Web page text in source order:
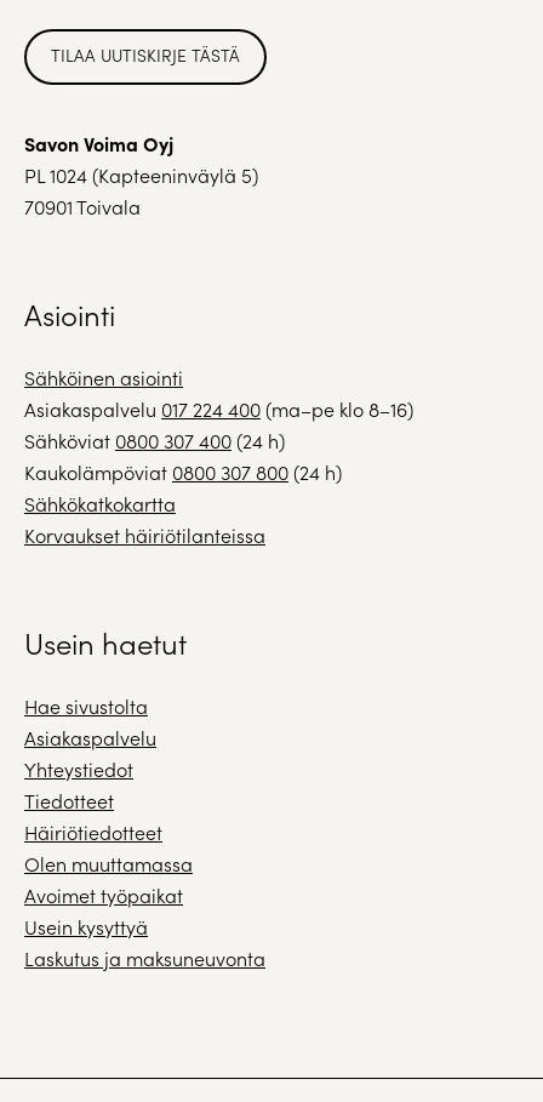
TILAA UUTISKIRJE TÄSTÄ
Savon Voima Oyj
PL 1024 (Kapteeninväylä 5)
70901 Toivala
Asiointi
Sähköinen asiointi
Asiakaspalvelu 017 224 400(ma–pe klo 8–16)
Sähköviat 0800 307 400(24 h)
Kaukolämpöviat 0800 307 800(24 h)
Sähkökatkokartta
Korvaukset häiriötilanteissa
Usein haetut
Hae sivustolta
Asiakaspalvelu
Yhteystiedot
Tiedotteet
Häiriötiedotteet
Olen muuttamassa
Avoimet työpaikat
Usein kysyttyä
Laskutus ja maksuneuvonta